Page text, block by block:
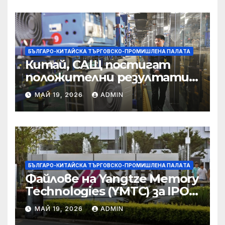
корпоративната
престъпност
БЪЛГАРО-КИТАЙСКА ТЪРГОВСКО-ПРОМИШЛЕНА ПАЛAТА
Китай, САЩ постигат
положителни резултати в
икономическите и
търговски консултации:
министерство
МАЙ 19, 2026 ADMIN
БЪЛГАРО-КИТАЙСКА ТЪРГОВСКО-ПРОМИШЛЕНА ПАЛAТА
Файлове на Yangtze Memory
Technologies (YMTC) за IPO
на STAR Market
МАЙ 19, 2026 ADMIN